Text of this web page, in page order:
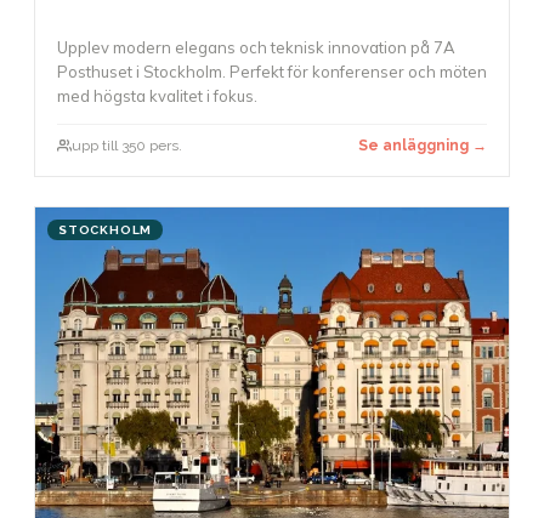
Upplev modern elegans och teknisk innovation på 7A
Posthuset i Stockholm. Perfekt för konferenser och möten
med högsta kvalitet i fokus.
upp till 350 pers. Se anläggning →
STOCKHOLM